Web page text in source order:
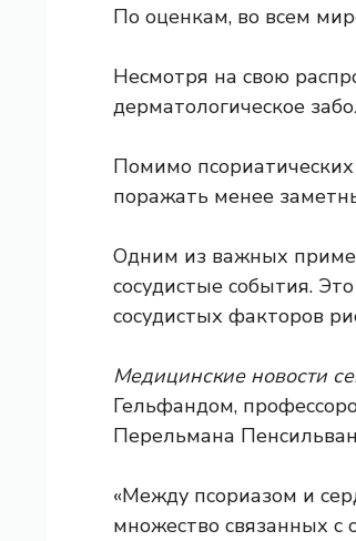
По оценкам, во всем
Несмотря на свою
дерматологическое
Помимо
поражать менее
Одним из важных
сосудистые события.
сосудистых факторов
Медицинские новости
Гельфандом,
Перельмана
«Между псориазом и
множество связанных с